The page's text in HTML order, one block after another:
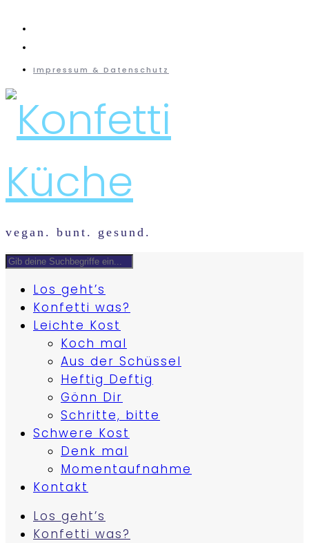
Impressum & Datenschutz
vegan. bunt. gesund.
Los geht’s
Konfetti was?
Leichte Kost
Koch mal
Aus der Schüssel
Heftig Deftig
Gönn Dir
Schritte, bitte
Schwere Kost
Denk mal
Momentaufnahme
Kontakt
Los geht’s
Konfetti was?